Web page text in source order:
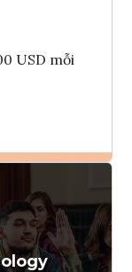
USD mỗi